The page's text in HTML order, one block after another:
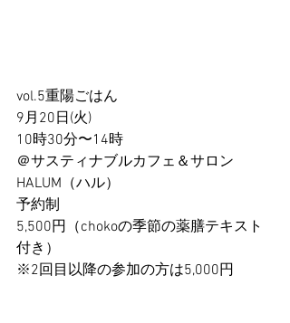
vol.5重陽ごはん
9月20日(火)
10時30分〜14時
＠サスティナブルカフェ＆サロン
HALUM（ハル）
予約制
5,500円（chokoの季節の薬膳テキスト
付き）
※2回目以降の参加の方は5,000円